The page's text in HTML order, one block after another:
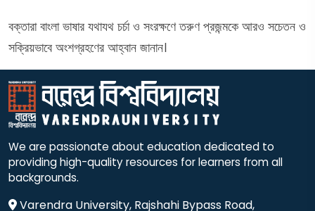
বক্তারা বাংলা ভাষার যথাযথ চর্চা ও সংরক্ষণে তরুণ প্রজন্মকে আরও সচেতন ও
সক্রিয়ভাবে অংশগ্রহণের আহ্বান জানান।
We are passionate about education dedicated to
providing high-quality resources for learners from all
backgrounds.
Varendra University, Rajshahi Bypass Road,